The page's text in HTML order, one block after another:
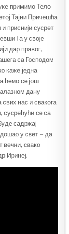
примимо Тело
Тајни Причешћа
приснији сусрет
Га у своје
дар правог,
са Господом
каже једна
ћемо се још
дану
нас и свакога
сусрећући се са
садржај
дошао у свет – да
вечни, свако
Иринеј.